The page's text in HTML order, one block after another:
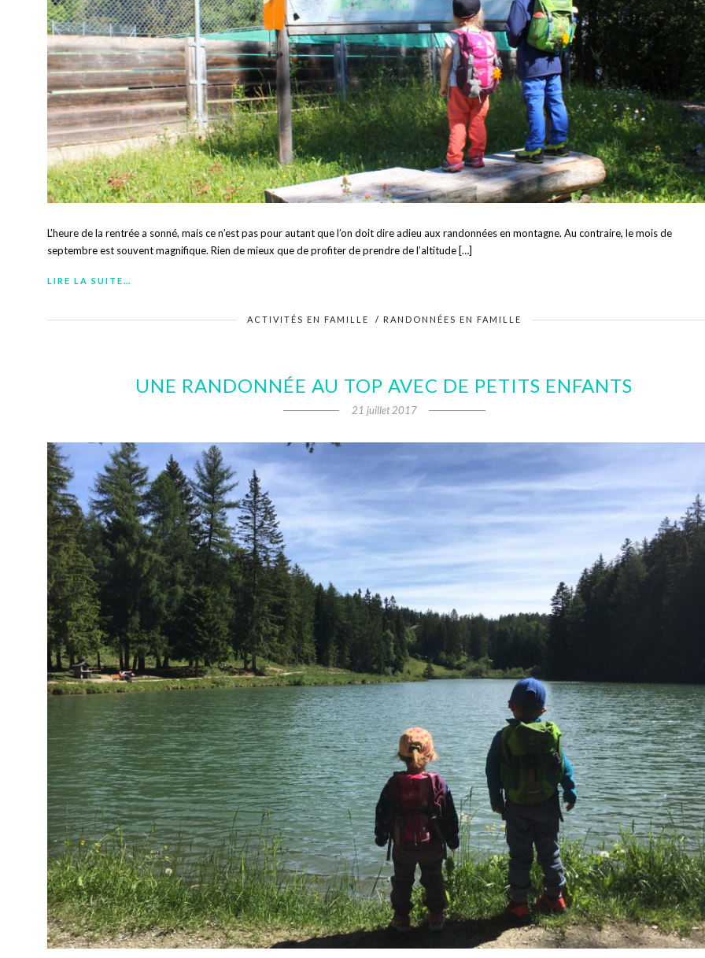
L’heure de la rentrée a sonné, mais ce n’est pas pour autant que l’on doit dire adieu aux randonnées en montagne. Au contraire, le mois de
septembre est souvent magnifique. Rien de mieux que de profiter de prendre de l’altitude […]
LIRE LA SUITE…
ACTIVITÉS EN FAMILLE / RANDONNÉES EN FAMILLE
UNE RANDONNÉE AU TOP AVEC DE PETITS ENFANTS
21 juillet 2017